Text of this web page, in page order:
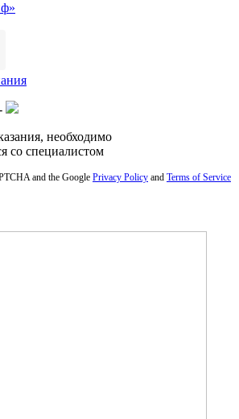
необходимо
со специалистом
and the Google Privacy Policy and Terms of Service